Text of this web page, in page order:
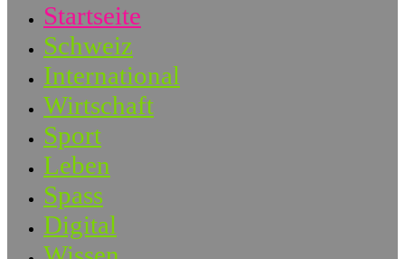
Startseite
Schweiz
International
Wirtschaft
Sport
Leben
Spass
Digital